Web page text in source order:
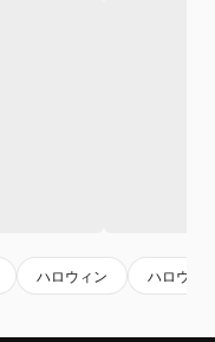
ハロウィン ハロウィ